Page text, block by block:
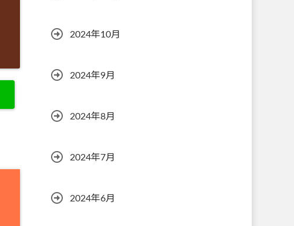
2024年10月
2024年9月
2024年8月
2024年7月
2024年6月